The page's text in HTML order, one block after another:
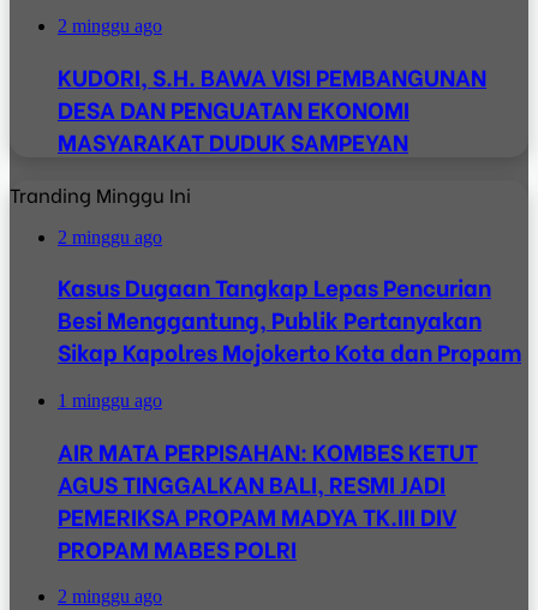
2 minggu ago
KUDORI, S.H. BAWA VISI PEMBANGUNAN
DESA DAN PENGUATAN EKONOMI
MASYARAKAT DUDUK SAMPEYAN
Tranding Minggu Ini
2 minggu ago
Kasus Dugaan Tangkap Lepas Pencurian
Besi Menggantung, Publik Pertanyakan
Sikap Kapolres Mojokerto Kota dan Propam
1 minggu ago
AIR MATA PERPISAHAN: KOMBES KETUT
AGUS TINGGALKAN BALI, RESMI JADI
PEMERIKSA PROPAM MADYA TK.III DIV
PROPAM MABES POLRI
2 minggu ago